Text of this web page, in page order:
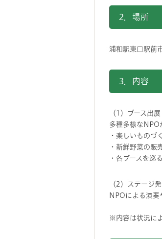
2．場所
浦和駅東口駅前
3．内容
（1）ブース出展
多種多様なNPO
・楽しいものづ
・新鮮野菜の販
・各ブースを巡
（2）ステージ
NPOによる演奏
※内容は状況に